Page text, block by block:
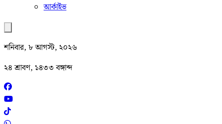
আর্কাইভ
শনিবার, ৮ আগস্ট, ২০২৬
২৪ শ্রাবণ, ১৪৩৩ বঙ্গাব্দ